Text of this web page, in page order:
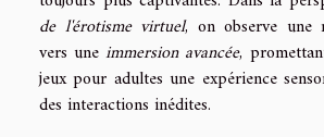
de l'érotisme virtuel, on observe une
vers uneimmersion avancée,
jeux pour adultes une expérience
des interactions inédites.